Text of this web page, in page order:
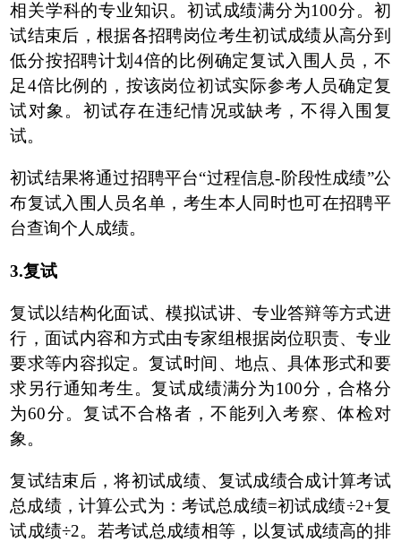
相关学科的专业知识。初试成绩满分为100分。初
试结束后，根据各招聘岗位考生初试成绩从高分到
低分按招聘计划4倍的比例确定复试入围人员，不
足4倍比例的，按该岗位初试实际参考人员确定复
试对象。初试存在违纪情况或缺考，不得入围复
试。
初试结果将通过招聘平台“过程信息-阶段性成绩”公
布复试入围人员名单，考生本人同时也可在招聘平
台查询个人成绩。
3.复试
复试以结构化面试、模拟试讲、专业答辩等方式进
行，面试内容和方式由专家组根据岗位职责、专业
要求等内容拟定。复试时间、地点、具体形式和要
求另行通知考生。复试成绩满分为100分，合格分
为60分。复试不合格者，不能列入考察、体检对
象。
复试结束后，将初试成绩、复试成绩合成计算考试
总成绩，计算公式为：考试总成绩=初试成绩÷2+复
试成绩÷2。若考试总成绩相等，以复试成绩高的排